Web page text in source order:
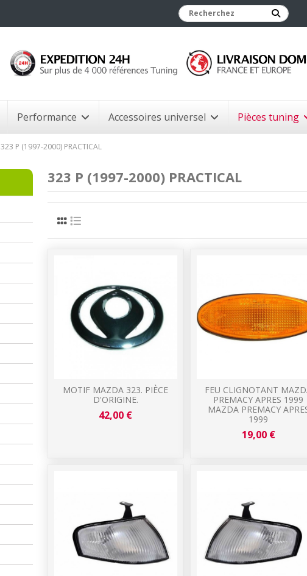
Performance Accessoires universel Pièces tuning
323 P (1997-2000) PRACTICAL
323 P (1997-2000) PRACTICAL
MOTIF MAZDA 323. PIÈCE
D'ORIGINE.
42,00 €
FEU CLIGNOTANT
PREMACY APRES 1999
MAZDA PREMACY
1999
19,00 €